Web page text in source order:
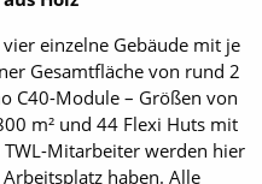
einzelne Gebäude mit je
Gesamtfläche von rund 2
C40-Module – Größen von
m² und 44 Flexi Huts mit
Mitarbeiter werden hier
haben. Alle